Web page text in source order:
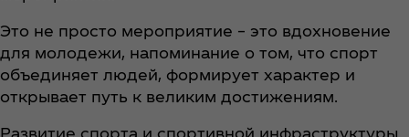
Это не просто мероприятие – это вдохновение
для молодежи, напоминание о том, что спорт
объединяет людей, формирует характер и
открывает путь к великим достижениям.
Развитие спорта и спортивной инфраструктуры